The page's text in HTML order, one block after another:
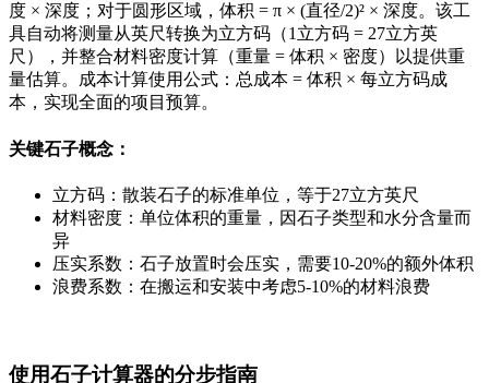
度 × 深度；对于圆形区域，体积 = π × (直径/2)² × 深度。该工
具自动将测量从英尺转换为立方码（1立方码 = 27立方英
尺），并整合材料密度计算（重量 = 体积 × 密度）以提供重
量估算。成本计算使用公式：总成本 = 体积 × 每立方码成
本，实现全面的项目预算。
关键石子概念：
立方码：散装石子的标准单位，等于27立方英尺
材料密度：单位体积的重量，因石子类型和水分含量而
异
压实系数：石子放置时会压实，需要10-20%的额外体积
浪费系数：在搬运和安装中考虑5-10%的材料浪费
使用石子计算器的分步指南